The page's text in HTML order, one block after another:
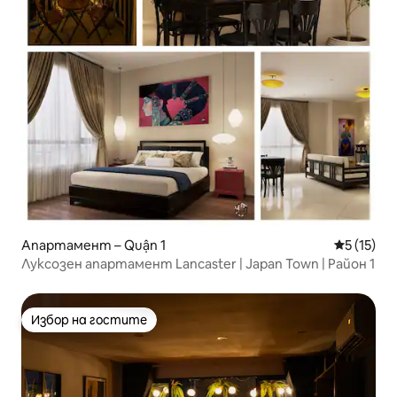
Апартамент – Quận 1 Средна
5 (15)
Луксозен апартамент Lancaster | Japan Town | Район 1
Избор на гостите
Избор на гостите